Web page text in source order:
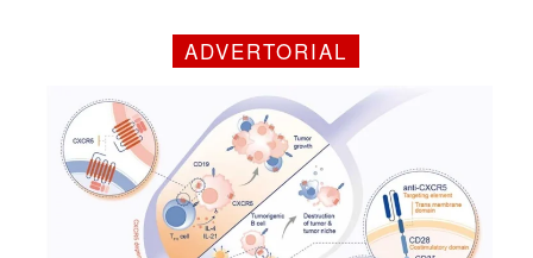
ADVERTORIAL